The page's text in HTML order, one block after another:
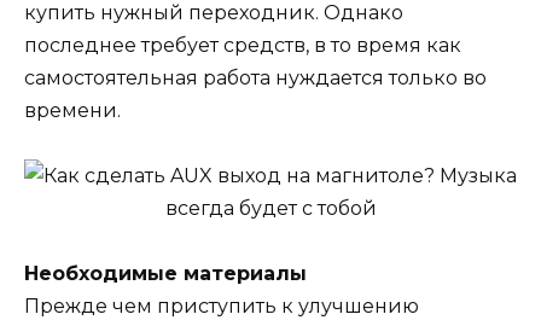
купить нужный переходник. Однако
последнее требует средств, в то время как
самостоятельная работа нуждается только во
времени.
Необходимые материалы
Прежде чем приступить к улучшению